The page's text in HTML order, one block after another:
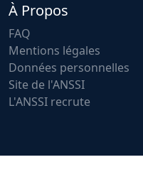
À Propos
FAQ
Mentions légales
Données personnelles
Site de l'ANSSI
L'ANSSI recrute